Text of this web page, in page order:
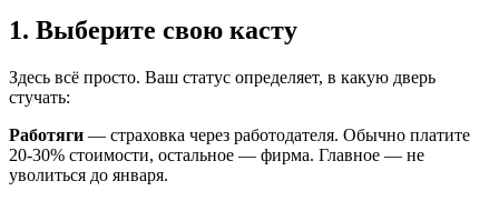
1. Выберите свою касту
Здесь всё просто. Ваш статус определяет, в какую дверь
стучать:
Работяги — страховка через работодателя. Обычно платите
20-30% стоимости, остальное — фирма. Главное — не
уволиться до января.